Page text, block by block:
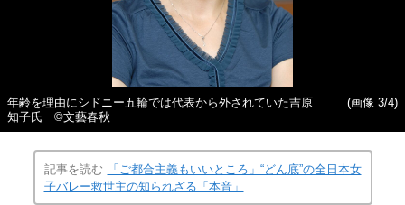
年齢を理由にシドニー五輪では代表から外されていた吉原
知子氏 ©文藝春秋
(画像 3/4)
記事を読む
「ご都合主義もいいところ」“どん底”の全日本女
子バレー救世主の知られざる「本音」